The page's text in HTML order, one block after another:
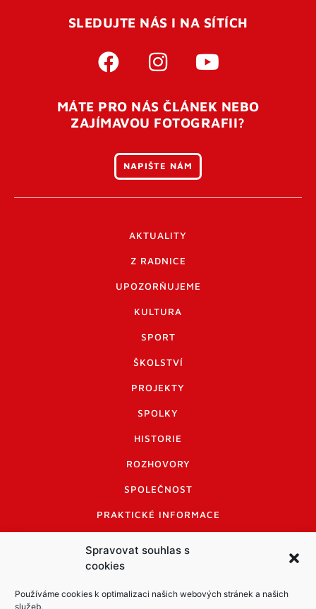
Spravovat souhlas s
cookies
Používáme cookies k optimalizaci našich webových stránek a našich
služeb.
Pro úspěšné dokončení registrace je potřeba
vaší e-mailovouadresu. Po úspěšném odeslání
otevření tohoto odkazu se váš účet ověří a můžete se
přihlásit. Nezapomeňte zkontrolovat složku SPAM ve
SLEDUJTE NÁS I NA SÍTÍCH
MÁTE PRO NÁS ČLÁNEK NEBO
ZAJÍMAVOU FOTOGRAFII?
NAPIŠTE NÁM
AKTUALITY
Z RADNICE
UPOZORŇUJEME
KULTURA
SPORT
ŠKOLSTVÍ
PROJEKTY
SPOLKY
HISTORIE
ROZHOVORY
SPOLEČNOST
PRAKTICKÉ INFORMACE
INFORMACE A KODEX DISKUTUJÍCÍCH
LOGO A LOGO MANUÁL